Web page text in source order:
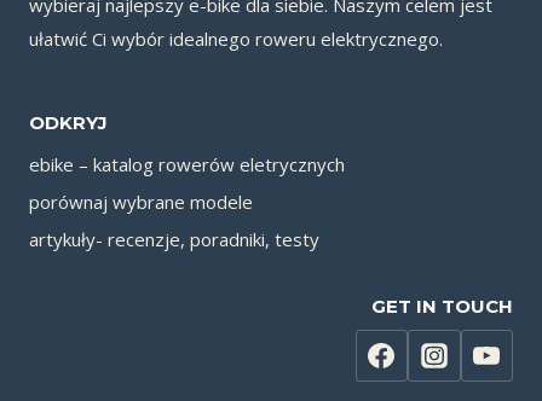
ułatwić Ci wybór idealnego roweru elektrycznego.
ODKRYJ
ebike – katalog rowerów eletrycznych
porównaj wybrane modele
artykuły- recenzje, poradniki, testy
GET IN TOUCH